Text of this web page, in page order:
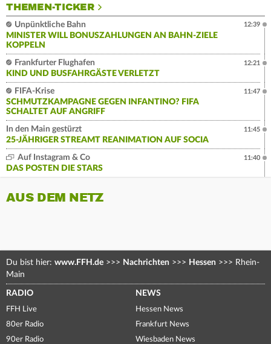
THEMEN-TICKER
Unpünktliche Bahn
MINISTER WILL BONUSZAHLUNGEN AN BAHN-ZIELE
KOPPELN
12:39
Frankfurter Flughafen
KIND UND BUSFAHRGÄSTE VERLETZT
12:21
FIFA-Krise
SCHMUTZKAMPAGNE GEGEN INFANTINO? FIFA
SCHALTET AUF ANGRIFF
11:47
In den Main gestürzt
25-JÄHRIGER STREAMT REANIMATION AUF SOCIA
11:45
Auf Instagram & Co
DAS POSTEN DIE STARS
11:40
AUS DEM NETZ
Du bist hier: www.FFH.de >>> Nachrichten >>> Hessen >>> Rhein-
Main
RADIO
FFH Live
80er Radio
90er Radio
NEWS
Hessen News
Frankfurt News
Wiesbaden News